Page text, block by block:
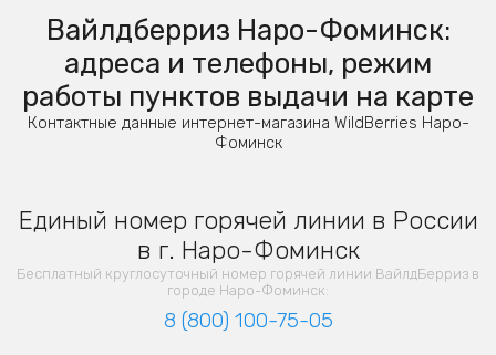
Вайлдберриз Наро-Фоминск:
адреса и телефоны, режим
работы пунктов выдачи на карте
Контактные данные интернет-магазина WildBerries Наро-
Фоминск
Единый номер горячей линии в России
в г. Наро-Фоминск
Бесплатный круглосуточный номер горячей линии ВайлдБерриз в
городе Наро-Фоминск:
8 (800) 100-75-05